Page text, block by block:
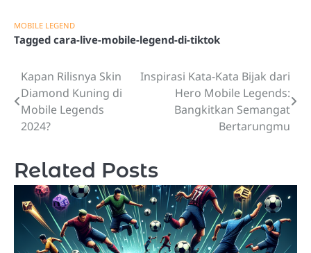
MOBILE LEGEND
Tagged cara-live-mobile-legend-di-tiktok
Post
navigation
Kapan Rilisnya Skin
Diamond Kuning di
Mobile Legends
2024?
Inspirasi Kata-Kata Bijak dari
Hero Mobile Legends:
Bangkitkan Semangat
Bertarungmu
Related Posts